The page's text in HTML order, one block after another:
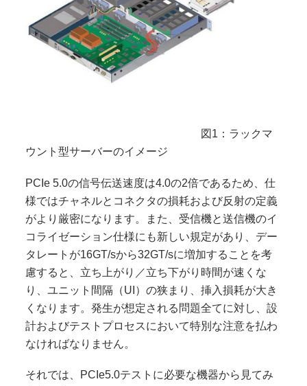
図1：ラックマ
ウント型サーバーのイメージ
PCIe 5.0の信号伝送速度は4.0の2倍であるため、仕
様ではチャネルとコネクタの損耗および反射の定義
がより厳密になります。また、受信機と送信機のイ
コライゼーション仕様にも新しい規定があり、デー
タレートが16GT/sから32GT/sに増加することを考
慮すると、立ち上がり／立ち下がり時間が速くな
り、ユニット間隔（UI）の狭まり、挿入損耗が大き
くなります。発生が想定される問題全てに対し、設
計およびテストプロセスにおいて特別な注意を払わ
なければなりません。
それでは、PCIe5.0テストに必要な機器から見てみ